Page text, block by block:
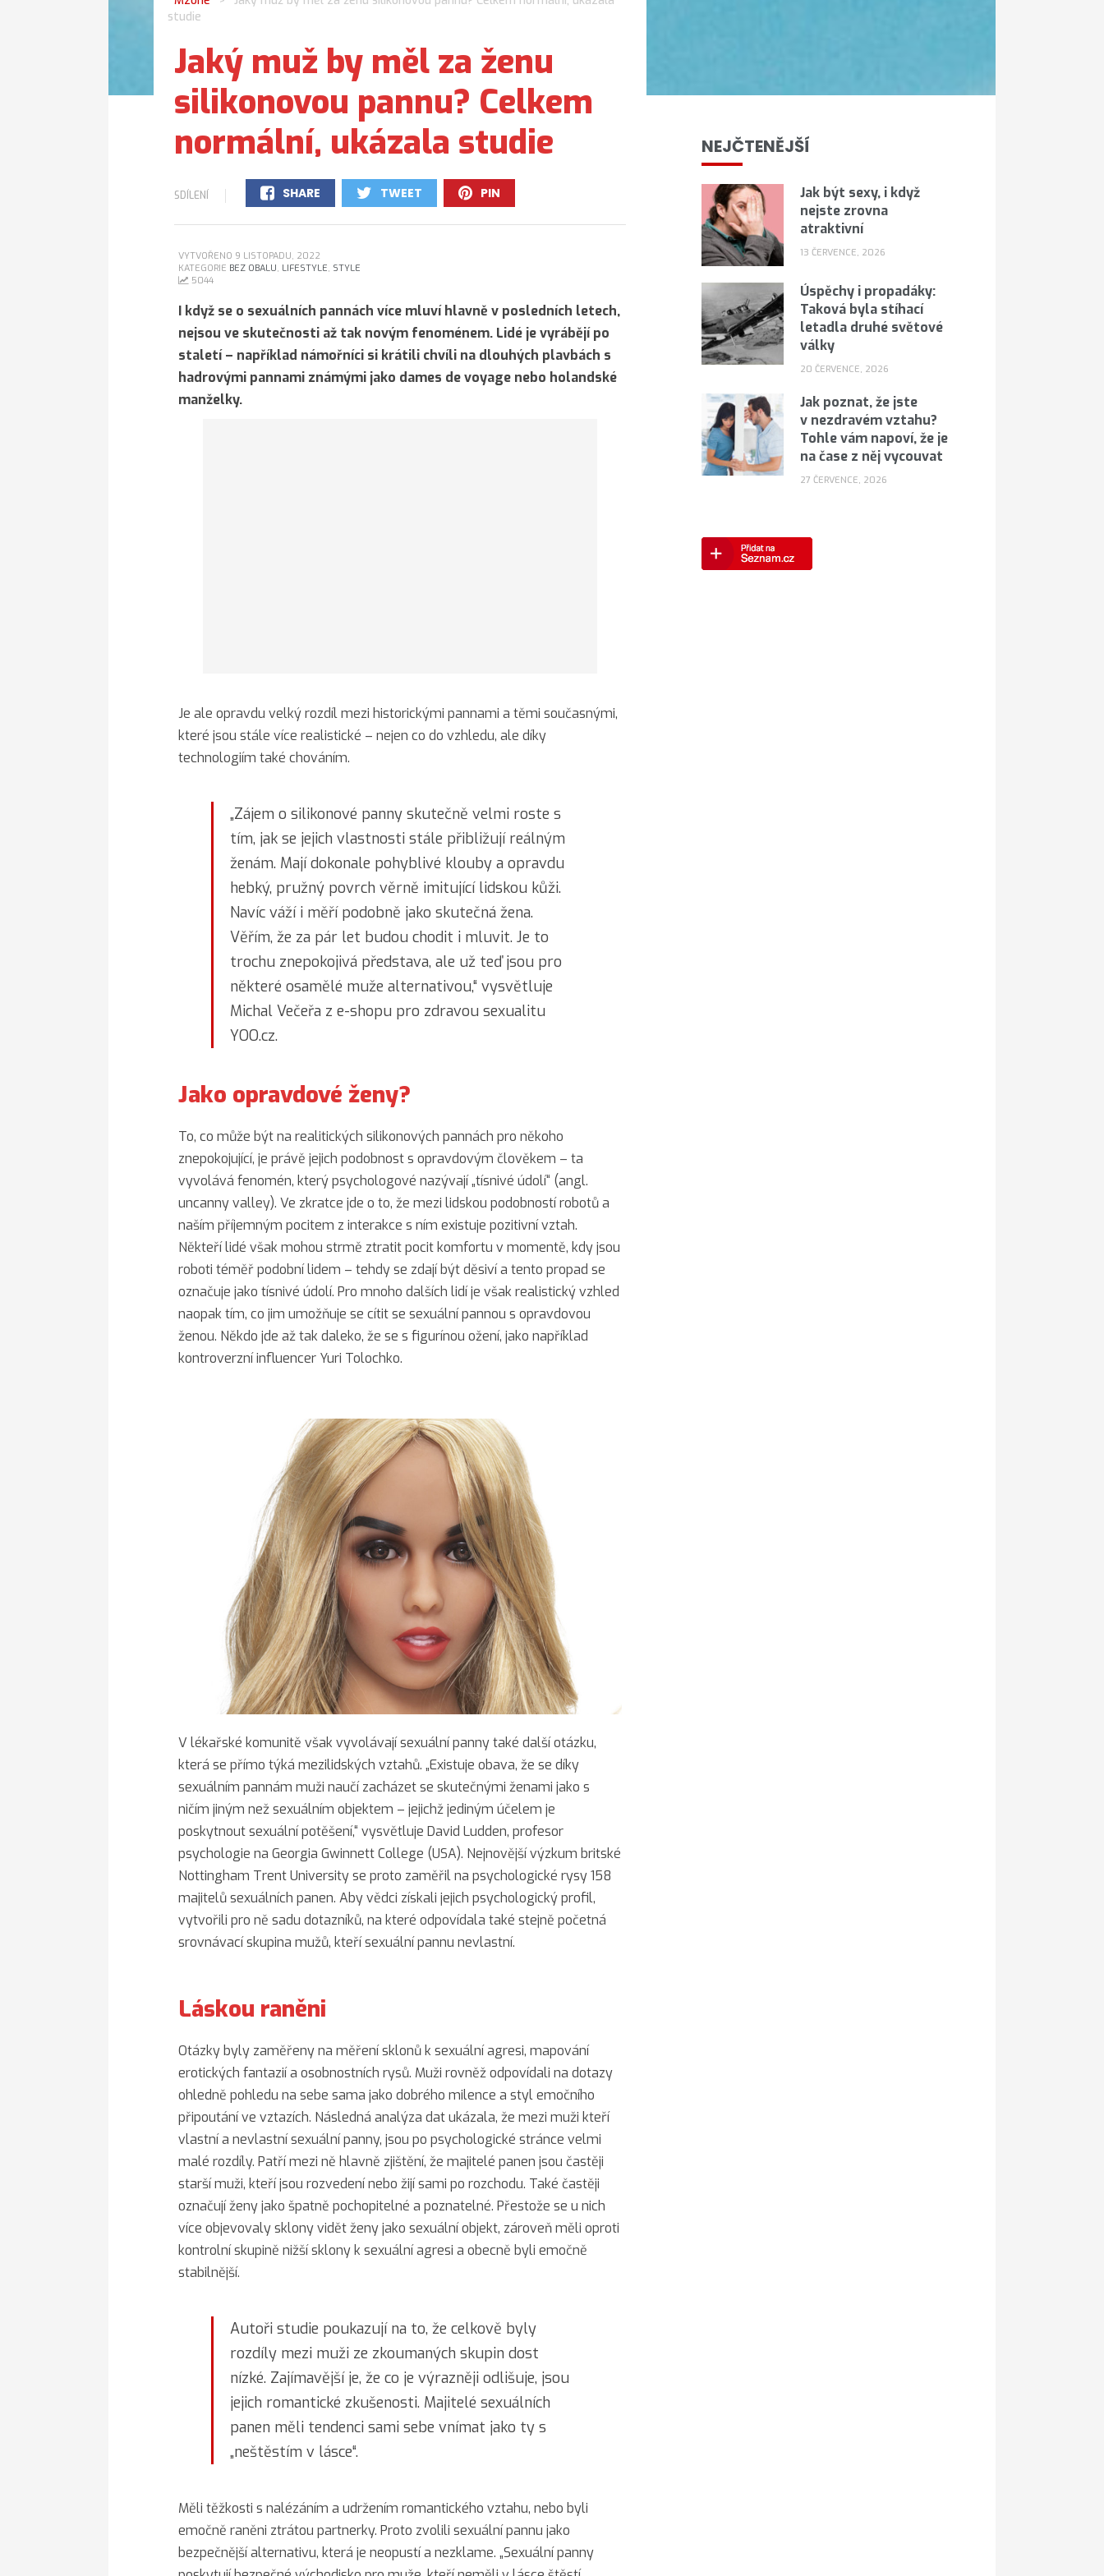
studie
Jaký muž by měl za ženu
silikonovou pannu? Celkem
normální, ukázala studie
SDÍLENÍ
SHARE
0
TWEET
0
PIN
0
VYTVOŘENO 9 LISTOPADU, 2022
KATEGORIE BEZ OBALU, LIFESTYLE, STYLE
5044
I když se o sexuálních pannách více mluví hlavně v posledních letech,
nejsou ve skutečnosti až tak novým fenoménem. Lidé je vyrábějí po
staletí – například námořníci si krátili chvíli na dlouhých plavbách s
hadrovými pannami známými jako dames de voyage nebo holandské
manželky.
Je ale opravdu velký rozdíl mezi historickými pannami a těmi současnými,
které jsou stále více realistické – nejen co do vzhledu, ale díky
technologiím také chováním.
„Zájem o silikonové panny skutečně velmi roste s
tím, jak se jejich vlastnosti stále přibližují reálným
ženám. Mají dokonale pohyblivé klouby a opravdu
hebký, pružný povrch věrně imitující lidskou kůži.
Navíc váží i měří podobně jako skutečná žena.
Věřím, že za pár let budou chodit i mluvit. Je to
trochu znepokojivá představa, ale už teď jsou pro
některé osamělé muže alternativou,“ vysvětluje
Michal Večeřa z e-shopu pro zdravou sexualitu
YOO.cz.
Jako opravdové ženy?
To, co může být na realitických silikonových pannách pro někoho
znepokojující, je právě jejich podobnost s opravdovým člověkem – ta
vyvolává fenomén, který psychologové nazývají „tísnivé údolí“ (angl.
uncanny valley). Ve zkratce jde o to, že mezi lidskou podobností robotů a
naším příjemným pocitem z interakce s ním existuje pozitivní vztah.
Někteří lidé však mohou strmě ztratit pocit komfortu v momentě, kdy jsou
roboti téměř podobní lidem – tehdy se zdají být děsiví a tento propad se
označuje jako tísnivé údolí. Pro mnoho dalších lidí je však realistický vzhled
naopak tím, co jim umožňuje se cítit se sexuální pannou s opravdovou
ženou. Někdo jde až tak daleko, že se s figurínou ožení, jako například
kontroverzní influencer Yuri Tolochko.
V lékařské komunitě však vyvolávají sexuální panny také další otázku,
která se přímo týká mezilidských vztahů. „Existuje obava, že se díky
sexuálním pannám muži naučí zacházet se skutečnými ženami jako s
ničím jiným než sexuálním objektem – jejichž jediným účelem je
poskytnout sexuální potěšení,“ vysvětluje David Ludden, profesor
psychologie na Georgia Gwinnett College (USA). Nejnovější výzkum britské
Nottingham Trent University se proto zaměřil na psychologické rysy 158
majitelů sexuálních panen. Aby vědci získali jejich psychologický profil,
vytvořili pro ně sadu dotazníků, na které odpovídala také stejně početná
srovnávací skupina mužů, kteří sexuální pannu nevlastní.
Láskou raněni
Otázky byly zaměřeny na měření sklonů k sexuální agresi, mapování
erotických fantazií a osobnostních rysů. Muži rovněž odpovídali na dotazy
ohledně pohledu na sebe sama jako dobrého milence a styl emočního
připoutání ve vztazích. Následná analýza dat ukázala, že mezi muži kteří
vlastní a nevlastní sexuální panny, jsou po psychologické stránce velmi
malé rozdíly. Patří mezi ně hlavně zjištění, že majitelé panen jsou častěji
starší muži, kteří jsou rozvedení nebo žijí sami po rozchodu. Také častěji
označují ženy jako špatně pochopitelné a poznatelné. Přestože se u nich
více objevovaly sklony vidět ženy jako sexuální objekt, zároveň měli oproti
kontrolní skupině nižší sklony k sexuální agresi a obecně byli emočně
stabilnější.
Autoři studie poukazují na to, že celkově byly
rozdíly mezi muži ze zkoumaných skupin dost
nízké. Zajímavější je, že co je výrazněji odlišuje, jsou
jejich romantické zkušenosti. Majitelé sexuálních
panen měli tendenci sami sebe vnímat jako ty s
„neštěstím v lásce“.
Měli těžkosti s nalézáním a udržením romantického vztahu, nebo byli
emočně raněni ztrátou partnerky. Proto zvolili sexuální pannu jako
bezpečnější alternativu, která je neopustí a nezklame. „Sexuální panny
NEJČTENĚJŠÍ
Jak být sexy, i když
nejste zrovna
atraktivní
13 ČERVENCE, 2026
Úspěchy i propadáky:
Taková byla stíhací
letadla druhé světové
války
20 ČERVENCE, 2026
Jak poznat, že jste
v nezdravém vztahu?
Tohle vám napoví, že je
na čase z něj vycouvat
27 ČERVENCE, 2026